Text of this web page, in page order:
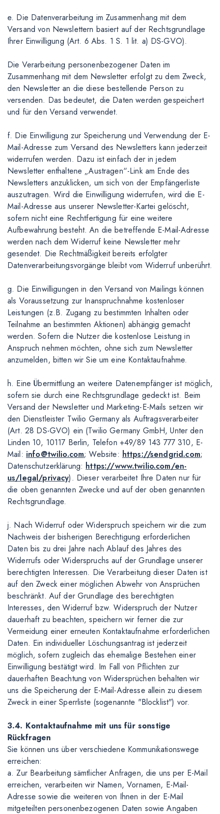
e. Die Datenverarbeitung im Zusammenhang mit dem
Versand von Newslettern basiert auf der Rechtsgrundlage
Ihrer Einwilligung (Art. 6 Abs. 1 S. 1 lit. a) DS-GVO).
Die Verarbeitung personenbezogener Daten im
Zusammenhang mit dem Newsletter erfolgt zu dem Zweck,
den Newsletter an die diese bestellende Person zu
versenden. Das bedeutet, die Daten werden gespeichert
und für den Versand verwendet.
f. Die Einwilligung zur Speicherung und Verwendung der E-
Mail-Adresse zum Versand des Newsletters kann jederzeit
widerrufen werden. Dazu ist einfach der in jedem
Newsletter enthaltene „Austragen“-Link am Ende des
Newsletters anzuklicken, um sich von der Empfängerliste
auszutragen. Wird die Einwilligung widerrufen, wird die E-
Mail-Adresse aus unserer Newsletter-Kartei gelöscht,
sofern nicht eine Rechtfertigung für eine weitere
Aufbewahrung besteht. An die betreffende E-Mail-Adresse
werden nach dem Widerruf keine Newsletter mehr
gesendet. Die Rechtmäßigkeit bereits erfolgter
Datenverarbeitungsvorgänge bleibt vom Widerruf unberührt.
g. Die Einwilligungen in den Versand von Mailings können
als Voraussetzung zur Inanspruchnahme kostenloser
Leistungen (z.B. Zugang zu bestimmten Inhalten oder
Teilnahme an bestimmten Aktionen) abhängig gemacht
werden. Sofern die Nutzer die kostenlose Leistung in
Anspruch nehmen möchten, ohne sich zum Newsletter
anzumelden, bitten wir Sie um eine Kontaktaufnahme.
h. Eine Übermittlung an weitere Datenempfänger ist möglich,
sofern sie durch eine Rechtsgrundlage gedeckt ist. Beim
Versand der Newsletter und Marketing-E-Mails setzen wir
den Dienstleister Twilio Germany als Auftragsverarbeiter
(Art. 28 DS-GVO) ein (Twilio Germany GmbH, Unter den
Linden 10, 10117 Berlin, Telefon +49/89 143 777 310, E-
Mail: info@twilio.com; Website: https://sendgrid.com;
Datenschutzerklärung: https://www.twilio.com/en-
us/legal/privacy). Dieser verarbeitet Ihre Daten nur für
die oben genannten Zwecke und auf der oben genannten
Rechtsgrundlage.
j. Nach Widerruf oder Widerspruch speichern wir die zum
Nachweis der bisherigen Berechtigung erforderlichen
Daten bis zu drei Jahre nach Ablauf des Jahres des
Widerrufs oder Widerspruchs auf der Grundlage unserer
berechtigten Interessen. Die Verarbeitung dieser Daten ist
auf den Zweck einer möglichen Abwehr von Ansprüchen
beschränkt. Auf der Grundlage des berechtigten
Interesses, den Widerruf bzw. Widerspruch der Nutzer
dauerhaft zu beachten, speichern wir ferner die zur
Vermeidung einer erneuten Kontaktaufnahme erforderlichen
Daten. Ein individueller Löschungsantrag ist jederzeit
möglich, sofern zugleich das ehemalige Bestehen einer
Einwilligung bestätigt wird. Im Fall von Pflichten zur
dauerhaften Beachtung von Widersprüchen behalten wir
uns die Speicherung der E-Mail-Adresse allein zu diesem
Zweck in einer Sperrliste (sogenannte "Blocklist") vor.
3.4. Kontaktaufnahme mit uns für sonstige
Rückfragen
Sie können uns über verschiedene Kommunikationswege
erreichen:
a. Zur Bearbeitung sämtlicher Anfragen, die uns per E-Mail
erreichen, verarbeiten wir Namen, Vornamen, E-Mail-
Adresse sowie die weiteren von Ihnen in der E-Mail
mitgeteilten personenbezogenen Daten sowie Angaben